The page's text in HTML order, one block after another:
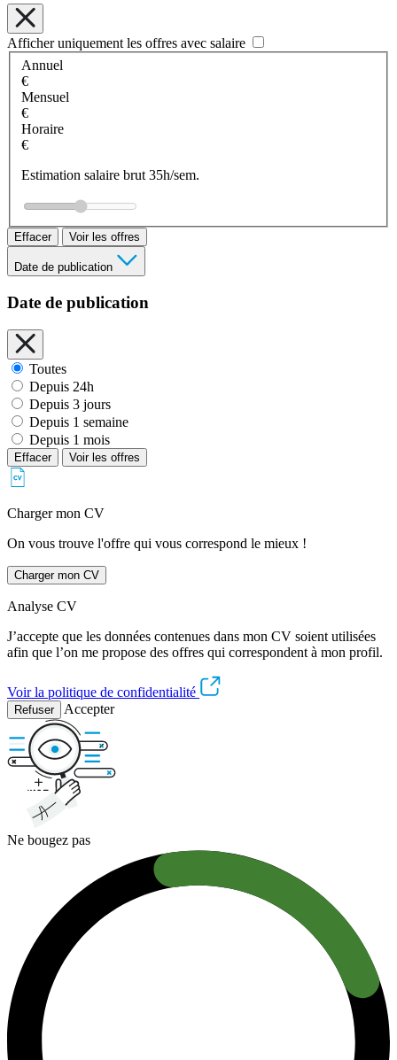
Afficher uniquement les offres avec salaire
Annuel
€
Mensuel
€
Horaire
€
Estimation salaire brut 35h/sem.
Effacer Voir les offres
Date de publication
Date de publication
Toutes
Depuis 24h
Depuis 3 jours
Depuis 1 semaine
Depuis 1 mois
Effacer Voir les offres
Charger mon CV
On vous trouve l'offre qui vous correspond le mieux !
Charger mon CV
Analyse CV
J’accepte que les données contenues dans mon CV soient utilisées
afin que l’on me propose des offres qui correspondent à mon profil.
Voir la politique de confidentialité
Refuser Accepter
Ne bougez pas